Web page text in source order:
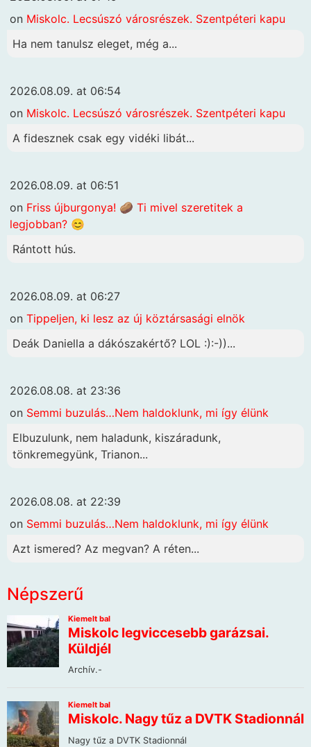
on Miskolc. Lecsúszó városrészek. Szentpéteri kapu
Ha nem tanulsz eleget, még a...
2026.08.09. at 06:54
on Miskolc. Lecsúszó városrészek. Szentpéteri kapu
A fidesznek csak egy vidéki libát...
2026.08.09. at 06:51
on Friss újburgonya! 🥔 Ti mivel szeretitek a
legjobban? 😊
Rántott hús.
2026.08.09. at 06:27
on Tippeljen, ki lesz az új köztársasági elnök
Deák Daniella a dákószakértő? LOL :):-))...
2026.08.08. at 23:36
on Semmi buzulás…Nem haldoklunk, mi így élünk
Elbuzulunk, nem haladunk, kiszáradunk,
tönkremegyünk, Trianon...
2026.08.08. at 22:39
on Semmi buzulás…Nem haldoklunk, mi így élünk
Azt ismered? Az megvan? A réten...
Népszerű